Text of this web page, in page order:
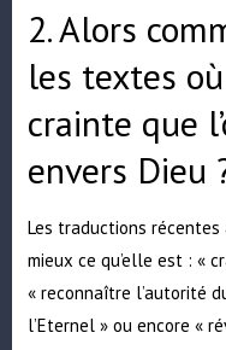
2. Alors
les textes
crainte que
envers Dieu
Les traductions
mieux ce qu’elle est : «
« reconnaître l’autorité
l’Eternel » ou encore «